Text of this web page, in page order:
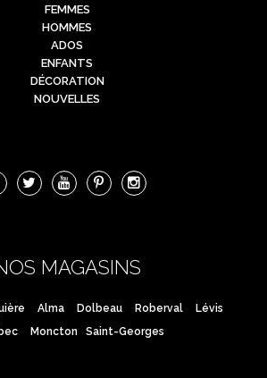
FEMMES
HOMMES
ADOS
ENFANTS
DÉCORATION
NOUVELLES
MAGASINS
Alma Dolbeau Roberval
Lévis
Moncton Saint-Georges